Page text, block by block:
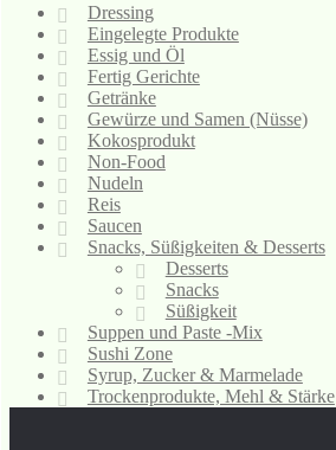
Dressing
Eingelegte Produkte
Essig und Öl
Fertig Gerichte
Getränke
Gewürze und Samen (Nüsse)
Kokosprodukt
Non-Food
Nudeln
Reis
Saucen
Snacks, Süßigkeiten & Desserts
Desserts
Snacks
Süßigkeit
Suppen und Paste -Mix
Sushi Zone
Syrup, Zucker & Marmelade
Trockenprodukte, Mehl & Stärke